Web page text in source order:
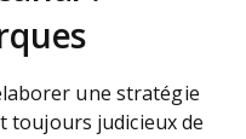
une stratégie
toujours judicieux de